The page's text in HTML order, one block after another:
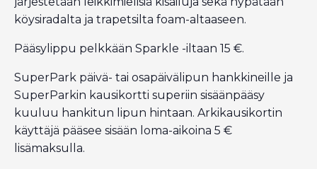
köysiradalta ja trapetsilta foam-altaaseen.
Pääsylippu pelkkään Sparkle -iltaan 15 €.
SuperPark päivä- tai osapäivälipun hankkineille ja
SuperParkin kausikortti superiin sisäänpääsy
kuuluu hankitun lipun hintaan. Arkikausikortin
käyttäjä pääsee sisään loma-aikoina 5 €
lisämaksulla.